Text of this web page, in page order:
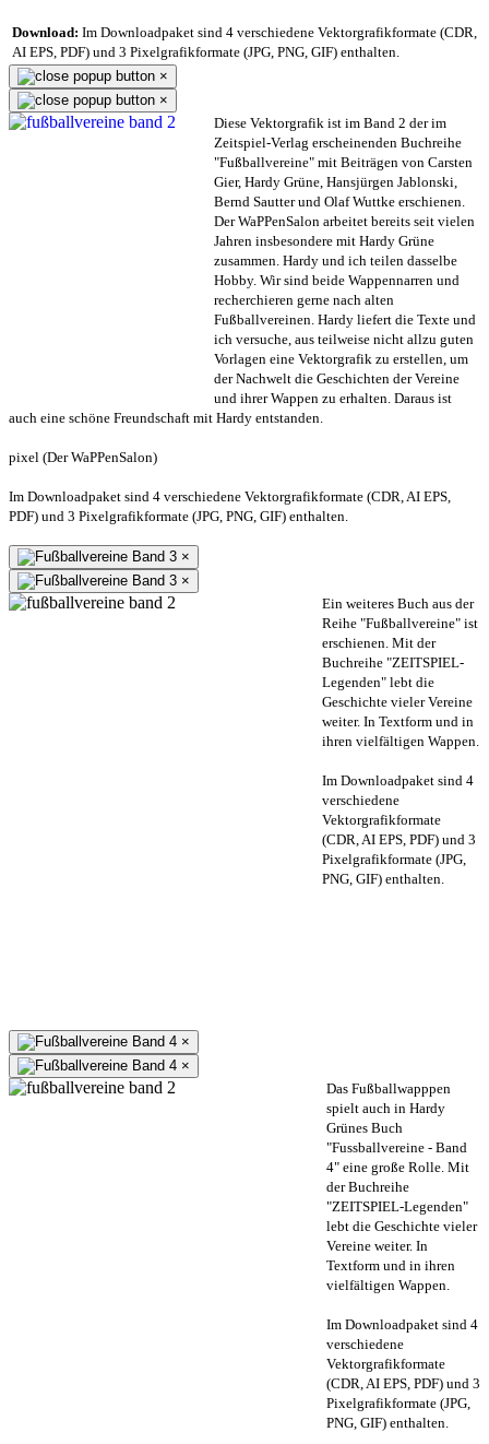
Download: Im Downloadpaket sind 4 verschiedene Vektorgrafikformate (CDR,
AI EPS, PDF) und 3 Pixelgrafikformate (JPG, PNG, GIF) enthalten.
×
×
Diese Vektorgrafik ist im Band 2 der im
Zeitspiel-Verlag erscheinenden Buchreihe
"Fußballvereine" mit Beiträgen von Carsten
Gier, Hardy Grüne, Hansjürgen Jablonski,
Bernd Sautter und Olaf Wuttke erschienen.
Der WaPPenSalon arbeitet bereits seit vielen
Jahren insbesondere mit Hardy Grüne
zusammen. Hardy und ich teilen dasselbe
Hobby. Wir sind beide Wappennarren und
recherchieren gerne nach alten
Fußballvereinen. Hardy liefert die Texte und
ich versuche, aus teilweise nicht allzu guten
Vorlagen eine Vektorgrafik zu erstellen, um
der Nachwelt die Geschichten der Vereine
und ihrer Wappen zu erhalten. Daraus ist
auch eine schöne Freundschaft mit Hardy entstanden.
pixel (Der WaPPenSalon)
Im Downloadpaket sind 4 verschiedene Vektorgrafikformate (CDR, AI EPS,
PDF) und 3 Pixelgrafikformate (JPG, PNG, GIF) enthalten.
×
×
Ein weiteres Buch aus der
Reihe "Fußballvereine" ist
erschienen. Mit der
Buchreihe "ZEITSPIEL-
Legenden" lebt die
Geschichte vieler Vereine
weiter. In Textform und in
ihren vielfältigen Wappen.
Im Downloadpaket sind 4
verschiedene
Vektorgrafikformate
(CDR, AI EPS, PDF) und 3
Pixelgrafikformate (JPG,
PNG, GIF) enthalten.
×
×
Das Fußballwapppen
spielt auch in Hardy
Grünes Buch
"Fussballvereine - Band
4" eine große Rolle. Mit
der Buchreihe
"ZEITSPIEL-Legenden"
lebt die Geschichte vieler
Vereine weiter. In
Textform und in ihren
vielfältigen Wappen.
Im Downloadpaket sind 4
verschiedene
Vektorgrafikformate
(CDR, AI EPS, PDF) und 3
Pixelgrafikformate (JPG,
PNG, GIF) enthalten.